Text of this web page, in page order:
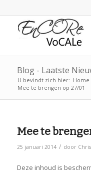
Blog - Laatste
U bevindt zich hier: Home
Mee te brengen op 27/01
Mee te
25 januari 2014 / door Chris
Deze inhoud is